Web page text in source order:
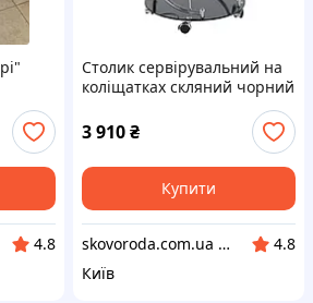
4.8
Столик сервірувальний на
коліщатках скляний чорний
Onder Mebli SC-5088-BK з
підставкою для вина
3 910₴
Купити
skovoroda.com.ua – все для кухні та дому
4.8
Київ